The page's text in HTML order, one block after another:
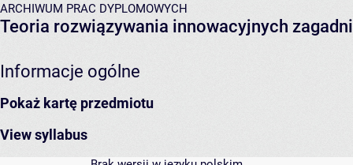
ARCHIWUM PRAC DYPLOMOWYCH
Teoria rozwiązywania innowacyjnych
Informacje ogólne
Pokaż kartę przedmiotu
View syllabus